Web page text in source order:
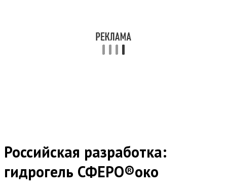
Российская разработка:
гидрогель СФЕРО®око